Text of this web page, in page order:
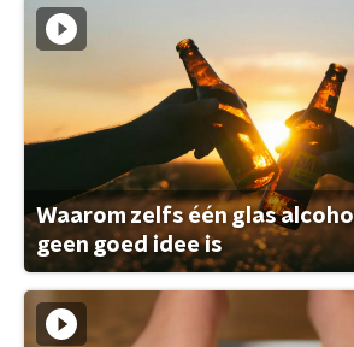
Waarom zelfs één glas
geen goed idee is